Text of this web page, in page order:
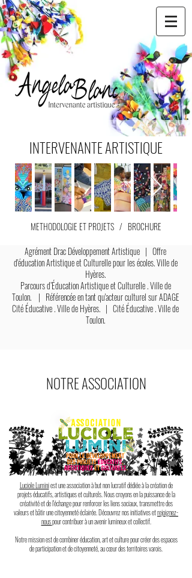
INTERVENANTE ARTISTIQUE
METHODOLOGIE ET PROJETS / BROCHURE
Agrément Drac Développement Artistique | Offre
d'éducation Artistique et Culturelle pour les écoles. Ville de
Hyères.
Parcours d’Éducation Artistique et Culturelle . Ville de
Toulon. | Référencée en tant qu'acteur culturel sur ADAGE
Cité Éducative . Ville de Hyères. | Cité Éducative . Ville de
Toulon.
NOTRE ASSOCIATION
Luciole Luminiest une association à but non lucratif dédiée à la création de
projets éducatifs, artistiques et culturels. Nous croyons en la puissance de la
créativité et de l'échange pour renforcer les liens sociaux, transmettre des
valeurs et bâtir une citoyenneté éclairée. Découvrez nos initiatives etrejoignez-
nouspour contribuer à un avenir lumineux et collectif.
Notre mission est de combiner éducation, art et culture pour créer des espaces
de participation et de citoyenneté, au cœur des territoires varois.